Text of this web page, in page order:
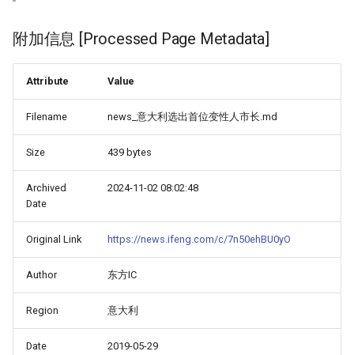
附加信息 [Processed Page Metadata]
Attribute Value
Filename news_意大利选出首位变性人市长.md
Size 439 bytes
Archived
Date
2024-11-02 08:02:48
Original Link https://news.ifeng.com/c/7n50ehBU0yO
Author 东方IC
Region 意大利
Date 2019-05-29